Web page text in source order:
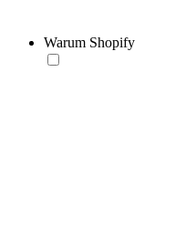
Warum Shopify